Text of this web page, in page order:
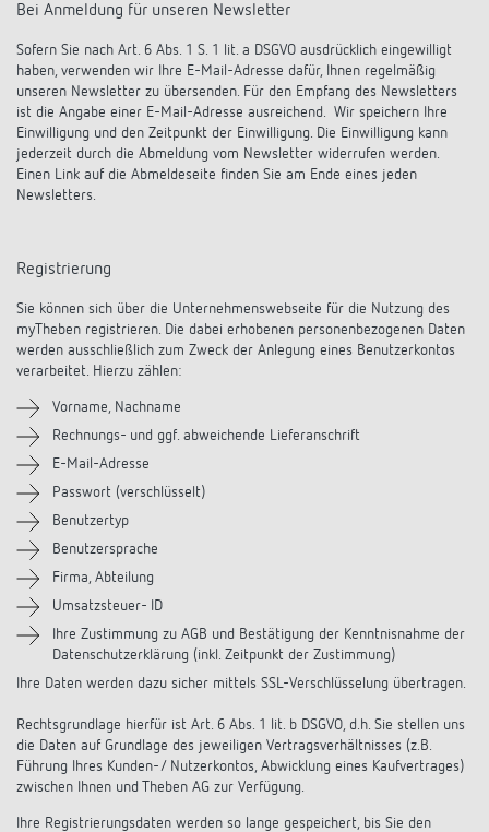
Bei Anmeldung für unseren Newsletter
Sofern Sie nach Art. 6 Abs. 1 S. 1 lit. a DSGVO ausdrücklich eingewilligt
haben, verwenden wir Ihre E-Mail-Adresse dafür, Ihnen regelmäßig
unseren Newsletter zu übersenden. Für den Empfang des Newsletters
ist die Angabe einer E-Mail-Adresse ausreichend. Wir speichern Ihre
Einwilligung und den Zeitpunkt der Einwilligung. Die Einwilligung kann
jederzeit durch die Abmeldung vom Newsletter widerrufen werden.
Einen Link auf die Abmeldeseite finden Sie am Ende eines jeden
Newsletters.
Registrierung
Sie können sich über die Unternehmenswebseite für die Nutzung des
myTheben registrieren. Die dabei erhobenen personenbezogenen Daten
werden ausschließlich zum Zweck der Anlegung eines Benutzerkontos
verarbeitet. Hierzu zählen:
Vorname, Nachname
Rechnungs- und ggf. abweichende Lieferanschrift
E-Mail-Adresse
Passwort (verschlüsselt)
Benutzertyp
Benutzersprache
Firma, Abteilung
Umsatzsteuer- ID
Ihre Zustimmung zu AGB und Bestätigung der Kenntnisnahme der
Datenschutzerklärung (inkl. Zeitpunkt der Zustimmung)
Ihre Daten werden dazu sicher mittels SSL-Verschlüsselung übertragen.
Rechtsgrundlage hierfür ist Art. 6 Abs. 1 lit. b DSGVO, d.h. Sie stellen uns
die Daten auf Grundlage des jeweiligen Vertragsverhältnisses (z.B.
Führung Ihres Kunden-/ Nutzerkontos, Abwicklung eines Kaufvertrages)
zwischen Ihnen und Theben AG zur Verfügung.
Ihre Registrierungsdaten werden so lange gespeichert, bis Sie den